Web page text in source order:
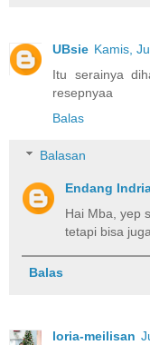
UBsie Kamis,
Itu serainya
resepnyaa
Balas
Balasan
Endang
Hai Mba, yep
tetapi bisa
Balas
loria-meilisan